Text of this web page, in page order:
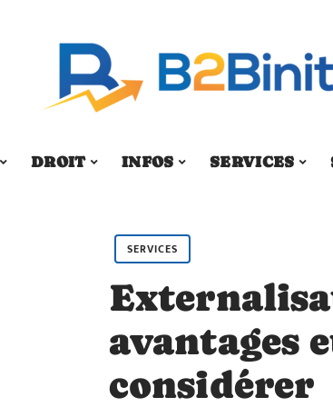
DROIT INFOS SERVICES
SERVICES
avantages
considérer